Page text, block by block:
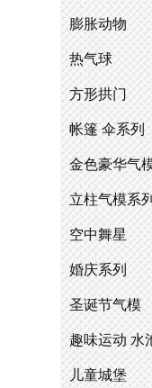
膨胀动物
热气球
方形拱门
帐篷 伞系列
金色豪华气
立柱气模系
空中舞星
婚庆系列
圣诞节气模
趣味运动 水
儿童城堡